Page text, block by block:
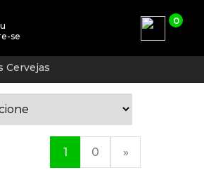
se
0
Cervejas
1 0 »